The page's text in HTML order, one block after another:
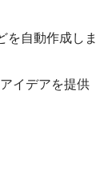
を自動作成しま
イデアを提供